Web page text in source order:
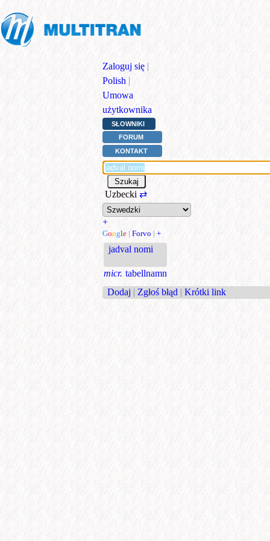
Zaloguj się |
Polish |
Umowa
użytkownika
SŁOWNIKI
FORUM
KONTAKT
Uzbecki ⇄
+
Google | Forvo | +
jadval nomi
micr. tabellnamn
Dodaj | Zgłoś błąd | Krótki link